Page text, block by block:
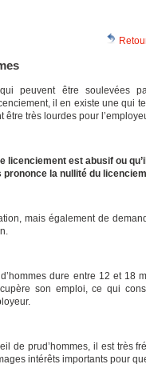
qui peuvent être soulevées
il en existe une qui
très lourdes pour
est abusif ou
prononce la nullité du
mais également de
dure entre 12 et 18
son emploi, ce qui
de prud’hommes, il est très
intérêts importants pour